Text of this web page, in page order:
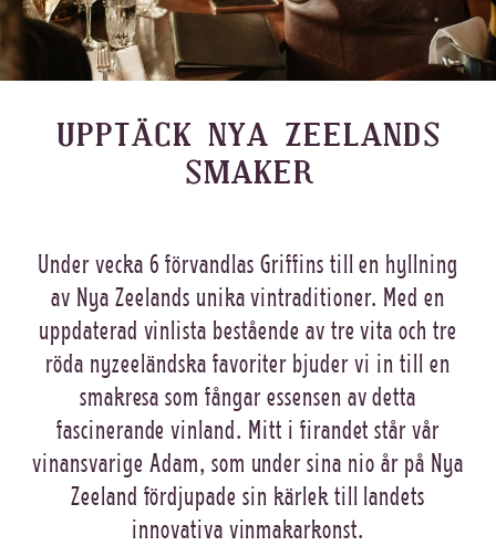
UPPTÄCK NYA ZEELANDS
SMAKER
Under vecka 6 förvandlas Griffins till en hyllning
av Nya Zeelands unika vintraditioner. Med en
uppdaterad vinlista bestående av tre vita och tre
röda nyzeeländska favoriter bjuder vi in till en
smakresa som fångar essensen av detta
fascinerande vinland. Mitt i firandet står vår
vinansvarige Adam, som under sina nio år på Nya
Zeeland fördjupade sin kärlek till landets
innovativa vinmakarkonst.